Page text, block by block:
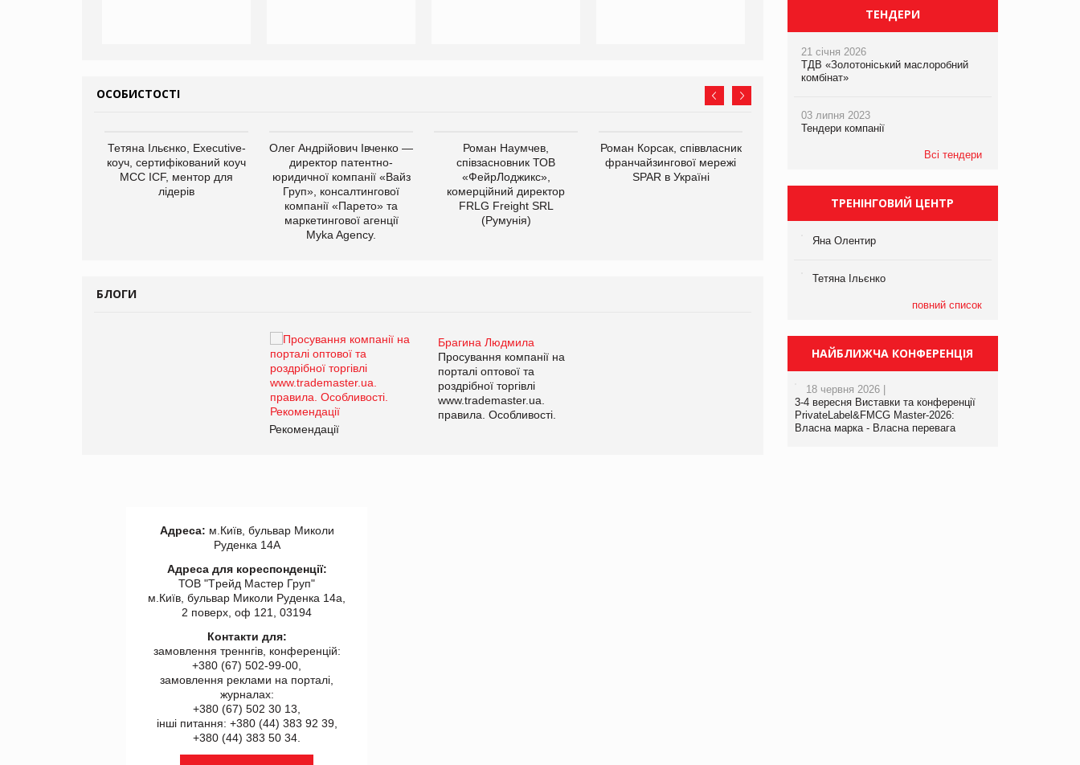
ОСОБИСТОСТІ
Тетяна Ільєнко, Executive-
коуч, сертифікований коуч
МСС ICF, ментор для
лідерів
Олег Андрійович Івченко —
директор патентно-
юридичної компанії «Вайз
Груп», консалтингової
компанії «Парето» та
маркетингової агенції
Myka Agency.
Роман Наумчев,
співзасновник ТОВ
«ФейрЛоджикс»,
комерційний директор
FRLG Freight SRL
(Румунія)
Роман Корсак, співвласник
франчайзингової мережі
SPAR в Україні
Яна Сараніна, директор
компанії «УкраМарин»
БЛОГИ
Брагина Людмила
Просування компанії на
порталі оптової та
роздрібної торгівлі
www.trademaster.ua.
правила. Особливості.
Рекомендації
Просування компанії на
порталі оптової та
роздрібної торгівлі
www.trademaster.ua.
правила. Особливості.
ТЕНДЕРИ
21 січня 2026
ТДВ «Золотоніський маслоробний
комбінат»
03 липня 2023
Тендери компанії
Всі тендери
ТРЕНІНГОВИЙ ЦЕНТР
Яна Олентир
Тетяна Ільєнко
повний список
НАЙБЛИЖЧА КОНФЕРЕНЦІЯ
18 червня 2026 |
3-4 вересня Виставки та конференції
PrivateLabel&FMCG Master-2026:
Власна марка - Власна перевага
Адреса: м.Київ, бульвар Миколи
Руденка 14А
Адреса для кореспонденції:
ТОВ "Tрейд Мастер Груп"
м.Київ, бульвар Миколи Руденка 14а,
2 поверх, оф 121, 03194
Контакти для:
замовлення треннгів, конференцій:
+380 (67) 502-99-00,
замовлення реклами на порталі,
журналах:
+380 (67) 502 30 13,
інші питання: +380 (44) 383 92 39,
+380 (44) 383 50 34.